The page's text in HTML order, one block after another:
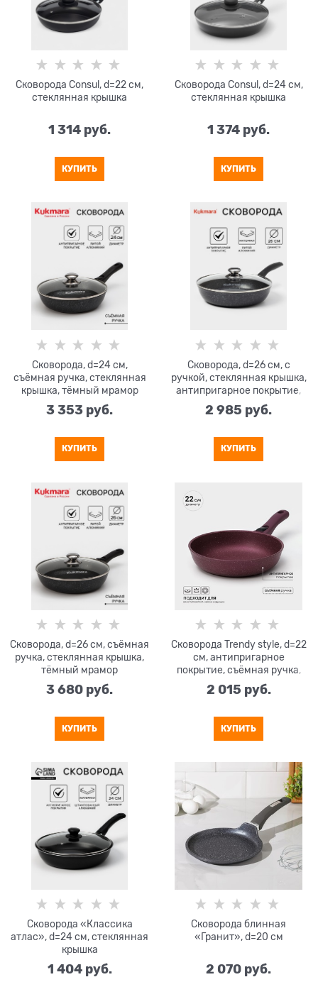
Сковорода Consul, d=22 см,
стеклянная крышка
1 314 руб.
КУПИТЬ
Сковорода Consul, d=24 см,
стеклянная крышка
1 374 руб.
КУПИТЬ
Сковорода, d=24 см,
съёмная ручка, стеклянная
крышка, тёмный мрамор
3 353 руб.
КУПИТЬ
Сковорода, d=26 см, с
ручкой, стеклянная крышка,
антипригарное покрытие,
тёмный мрамор
2 985 руб.
КУПИТЬ
Сковорода, d=26 см, съёмная
ручка, стеклянная крышка,
тёмный мрамор
3 680 руб.
КУПИТЬ
Сковорода Trendy style, d=22
см, антипригарное
покрытие, съёмная ручка,
цвет бордовый
2 015 руб.
КУПИТЬ
Сковорода «Классика
атлас», d=24 см, стеклянная
крышка
1 404 руб.
Сковорода блинная
«Гранит», d=20 см
2 070 руб.